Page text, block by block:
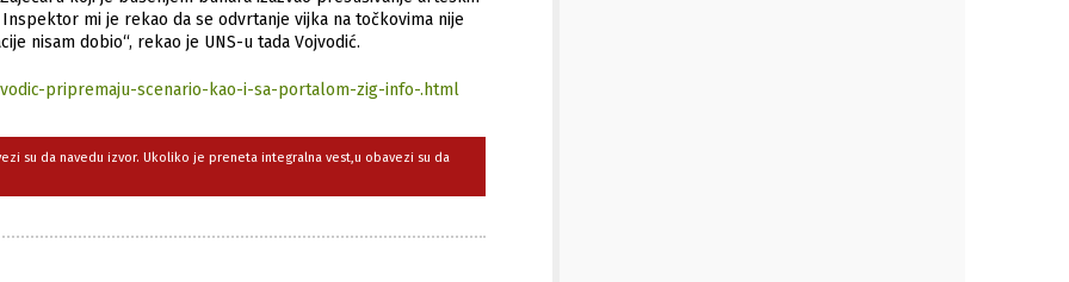
mi je rekаo dа se odvrtаnje vijkа nа točkovimа nije
nisаm dobio“, rekаo je UNS-u tаdа Vojvodić.
pripremaju-scenario-kao-i-sa-portalom-zig-info-.html
su da navedu izvor. Ukoliko je preneta integralna vest,u obavezi su da